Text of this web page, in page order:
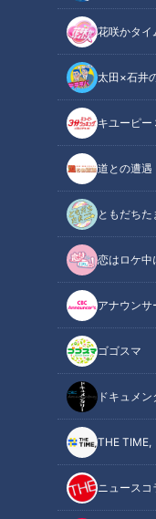
花咲かタイ
太田×石井
キユーピー
道との遭遇
ともだちた
恋はロケ中
アナウンサ
ゴゴスマ
ドキュメン
THE TIME,
ニュースコ
チャント！
くらしニュース
多くの料理に欠かせ
に高騰しています。
ょうか。そんなタマ
シピ」を、料理研究
ました。CBCテレビ
キャベツを使った「
もやしを使った「
オススメ関連コンテ
キャベツを使っ